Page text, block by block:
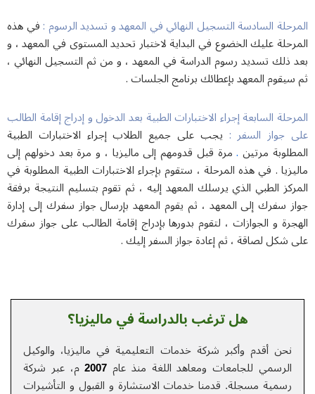
السادسة التسجيل النهائي في المعهد و تسديد الرسوم :في هذه
عليك الخضوع في البداية لاختبار تحديد المستوى في المعهد ، و
ذلك تسديد رسوم الدراسة في المعهد ، و من ثم التسجيل النهائي ،
المعهد بإعطائك برنامج الجلسات .
السابعة إجراء الاختبارات الطبية بعد الدخول و إدراج إقامة الطالب
جواز السفر :يجب على جميع الطلاب إجراء الاختبارات الطبية
مرتين.مرة قبل قدومهم إلى ماليزيا ، و مرة بعد دخولهم إلى
. في هذه المرحلة ، ستقوم بإجراء الاختبارات الطبية المطلوبة في
الطبي الذي يرسلك المعهد إليه ، ثم تقوم بتسليم النتيجة برفقة
سفرك إلى المعهد ، ثم يقوم المعهد بإرسال جواز سفرك إلى إدارة
و الجوازات ، لتقوم بدورها بإدراج إقامة الطالب على جواز سفرك
لصاقة ، ثم إعادة جواز السفر إليك .
هل ترغب بالدراسة في ماليزيا؟
نحن أقدم وأكبر شركة خدمات التعلیمیة في ماليزيا، والوكيل
الرسمي للجامعات ومعاهد اللغة منذ عام
2007م، عبر شركة
رسمية مسجلة. قدمنا خدمات الاستشارة و القبول و التأشيرات